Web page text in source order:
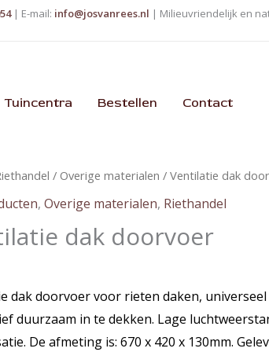
| E-mail: info@josvanrees.nl | Milieuvriendelijk en
Tuincentra Bestellen Contact
/ Overige materialen / Ventilatie dak
, Overige materialen, Riethandel
dak doorvoer
dak doorvoer voor rieten daken,
duurzaam in te dekken. Lage
De afmeting is: 670 x 420 x 130mm.